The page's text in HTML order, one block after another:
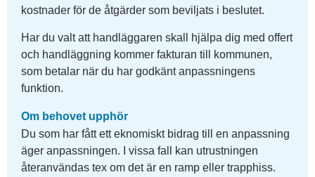
kostnader för de åtgärder som beviljats i beslutet.
Har du valt att handläggaren skall hjälpa dig med offert
och handläggning kommer fakturan till kommunen,
som betalar när du har godkänt anpassningens
funktion.
Om behovet upphör
Du som har fått ett eknomiskt bidrag till en anpassning
äger anpassningen. I vissa fall kan utrustningen
återanvändas tex om det är en ramp eller trapphiss.